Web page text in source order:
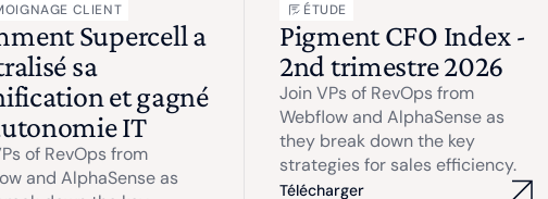
CLIENT
Supercell a
sa
et gagné
IT
of RevOps from
and AlphaSense as
ÉTUDE
Pigment CFO Index -
2nd trimestre 2026
Join VPs of RevOps from
Webflow and AlphaSense as
they break down the key
strategies for sales efficiency.
Télécharger